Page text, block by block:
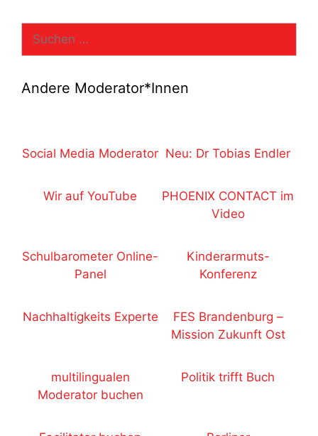
nach:
Andere Moderator*Innen
Social Media Moderator Neu: Dr Tobias Endler
Wir auf YouTube
PHOENIX CONTACT im
Video
Schulbarometer Online-
Panel
Kinderarmuts-
Konferenz
Nachhaltigkeits Experte
FES Brandenburg –
Mission Zukunft Ost
multilingualen
Moderator buchen
Politik trifft Buch